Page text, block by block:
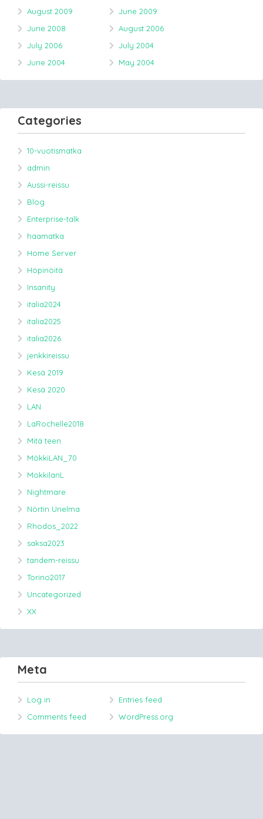
August 2009
June 2009
June 2008
August 2006
July 2006
July 2004
June 2004
May 2004
Categories
10-vuotismatka
admin
Aussi-reissu
Blog
Enterprise-talk
haamatka
Home Server
Höpinöitä
Insanity
italia2024
italia2025
italia2026
jenkkireissu
Kesä 2019
Kesä 2020
LAN
LaRochelle2018
Mitä teen
MökkiLAN_70
MokkilanL
Nightmare
Nörtin Unelma
Rhodos_2022
saksa2023
tandem-reissu
Torino2017
Uncategorized
XX
Meta
Log in
Entries feed
Comments feed
WordPress.org